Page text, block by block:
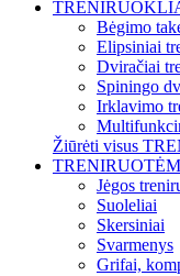
Bėgimo
Elipsiniai
Dviračiai
Spiningo
Irklavimo
Žiūrėti visus
Jėgos
Suoleliai
Skersiniai
Svarmenys
Grifai,